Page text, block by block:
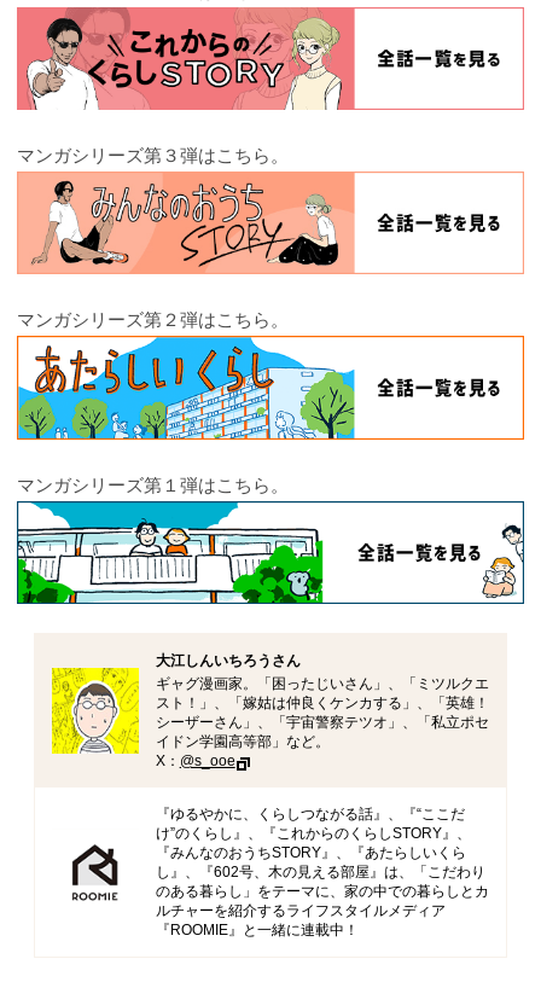
マンガシリーズ第３弾はこちら。
マンガシリーズ第２弾はこちら。
マンガシリーズ第１弾はこちら。
大江しんいちろうさん
ギャグ漫画家。「困ったじいさん」、「ミツルクエ
スト！」、「嫁姑は仲良くケンカする」、「英雄！
シーザーさん」、「宇宙警察テツオ」、「私立ポセ
イドン学園高等部」など。
X： @s_ooe
『ゆるやかに、くらしつながる話』、『“ここだ
け”のくらし』、『これからのくらしSTORY』、
『みんなのおうちSTORY』、『あたらしいくら
し』、『602号、木の見える部屋』は、「こだわり
のある暮らし」をテーマに、家の中での暮らしとカ
ルチャーを紹介するライフスタイルメディア
『ROOMIE』と一緒に連載中！